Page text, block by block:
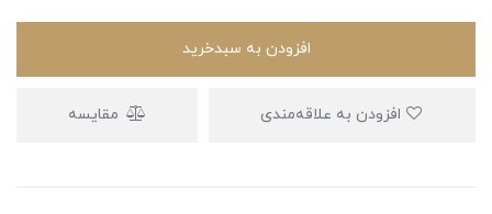
افزودن به سبدخرید
مقایسه